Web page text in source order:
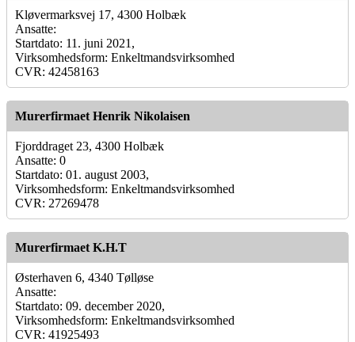
Kløvermarksvej 17, 4300 Holbæk
Ansatte:
Startdato: 11. juni 2021,
Virksomhedsform: Enkeltmandsvirksomhed
CVR: 42458163
Murerfirmaet Henrik Nikolaisen
Fjorddraget 23, 4300 Holbæk
Ansatte: 0
Startdato: 01. august 2003,
Virksomhedsform: Enkeltmandsvirksomhed
CVR: 27269478
Murerfirmaet K.H.T
Østerhaven 6, 4340 Tølløse
Ansatte:
Startdato: 09. december 2020,
Virksomhedsform: Enkeltmandsvirksomhed
CVR: 41925493